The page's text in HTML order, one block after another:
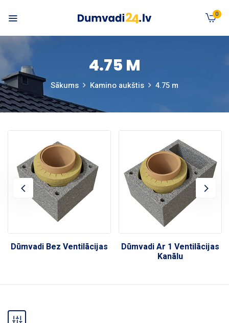
0
4.75 M
Sākums Kamino aukštis 4.75 m
Dūmvadi Bez Ventilācijas Dūmvadi Ar 1 Ventilācijas
Kanālu